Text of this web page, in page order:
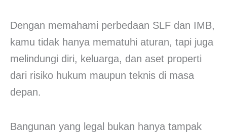
Dengan memahami perbedaan SLF dan IMB,
kamu tidak hanya mematuhi aturan, tapi juga
melindungi diri, keluarga, dan aset properti
dari risiko hukum maupun teknis di masa
depan.
Bangunan yang legal bukan hanya tampak